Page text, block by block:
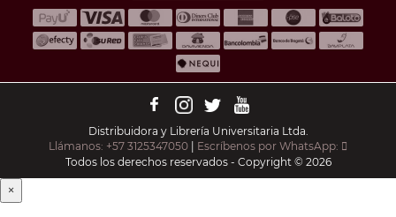
Distribuidora y Librería Universitaria Ltda.
Llámanos: +57 3125347050 | Escríbenos por WhatsApp:
Todos los derechos reservados - Copyright © 2026
×